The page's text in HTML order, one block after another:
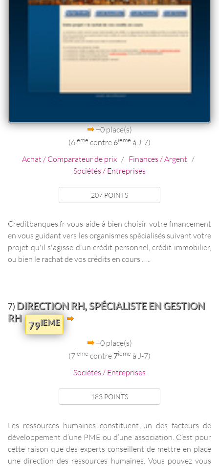
+0 place(s)
(6ieme contre 6ieme à J-7)
Achat / Comparateur de prix/ Finances / Argent /
Sociétés / Entreprises
207 POINTS
Creditbanques.fr vous aide à bien choisir votre financement
en vous guidant vers les organismes spécialisés suivant votre
projet qu'il s'agisse d'un crédit personnel, crédit immobilier,
ou bien le rachat de vos crédits en cours .. ...
7) DIRECTION RH, SPÉCIALISTE EN GESTION
RH
79IEME
+0 place(s)
(7ieme contre 7ieme à J-7)
Sociétés / Entreprises
183 POINTS
Les ressources humaines constituent un des facteurs de
développement d’une PME ou d’une association. C’est pour
cette raison que des experts conseillent de mettre en place
une direction des ressources humaines. Vous pouvez vous